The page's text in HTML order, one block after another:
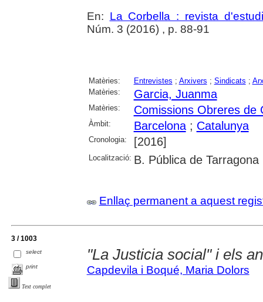
En: La Corbella : revista
Núm. 3 (2016) , p. 88-91
Matèries: Entrevistes ; Arxivers ; Sindicats ;
Matèries:
Garcia, Juanma
Matèries: Comissions Obreres de
Àmbit: Barcelona; Catalunya
Cronologia: [2016]
Localització: B. Pública de Tarragona
Enllaç permanent a aquest
3 / 1003
select
print
Text complet
"La Justicia social" i els
Capdevila i Boqué, Maria Dolors